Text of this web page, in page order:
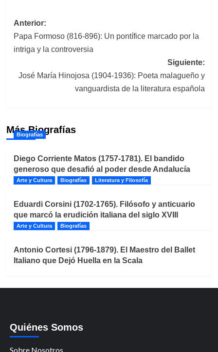
Navegación
de
entradas
Anterior:
Papa Formoso (816-896): Un pontífice marcado por la
intriga y la controversia
Siguiente:
José María Hinojosa (1904-1936): Poeta malagueño y
vanguardista de la literatura española
Más Biografías
Biografías
Diego Corriente Matos (1757-1781). El bandido
generoso que desafió al poder desde Andalucía
Arte y Cultura Biografías Literatura y Filosofía
Eduardi Corsini (1702-1765). Filósofo y anticuario
que marcó la erudición italiana del siglo XVIII
Arte y Cultura Biografías
Antonio Cortesi (1796-1879). El Maestro del Ballet
Italiano que Dejó Huella en la Scala
Quiénes Somos
Sobre Nosotros